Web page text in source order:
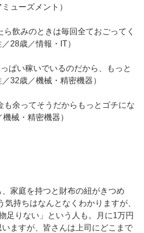
ューズメント）
ら飲みのときは毎回全ておごってく
28歳／情報・IT）
ぱい稼いでいるのだから、もっと
32歳／機械・精密機器）
も余ってそうだからもっとゴチにな
械・精密機器）
家庭を持つと財布の紐がきつめ
持ちはなんとなくわかりますが、
足りない」という人も。月に1万円
ますが、皆さんは上司にどこまで